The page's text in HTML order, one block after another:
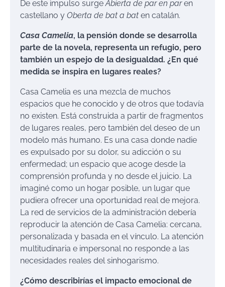
De este impulso surgeAbierta de par en paren
castellano y Oberta de bat a bat en catalán.
Casa Camelia, la pensión donde se desarrolla
parte de la novela, representa un refugio, pero
también un espejo de la desigualdad. ¿En qué
medida se inspira en lugares reales?
Casa Camelia es una mezcla de muchos
espacios que he conocido y de otros que todavía
no existen. Está construida a partir de fragmentos
de lugares reales, pero también del deseo de un
modelo más humano. Es una casa donde nadie
es expulsado por su dolor, su adicción o su
enfermedad; un espacio que acoge desde la
comprensión profunda y no desde el juicio. La
imaginé como un hogar posible, un lugar que
pudiera ofrecer una oportunidad real de mejora.
La red de servicios de la administración debería
reproducir la atención de Casa Camelia: cercana,
personalizada y basada en el vínculo. La atención
multitudinaria e impersonal no responde a las
necesidades reales del sinhogarismo.
¿Cómo describirías el impacto emocional de